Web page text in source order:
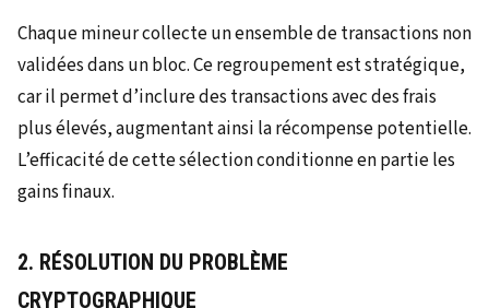
Chaque mineur collecte un ensemble de transactions non
validées dans un bloc. Ce regroupement est stratégique,
car il permet d’inclure des transactions avec des frais
plus élevés, augmentant ainsi la récompense potentielle.
L’efficacité de cette sélection conditionne en partie les
gains finaux.
2. RÉSOLUTION DU PROBLÈME
CRYPTOGRAPHIQUE